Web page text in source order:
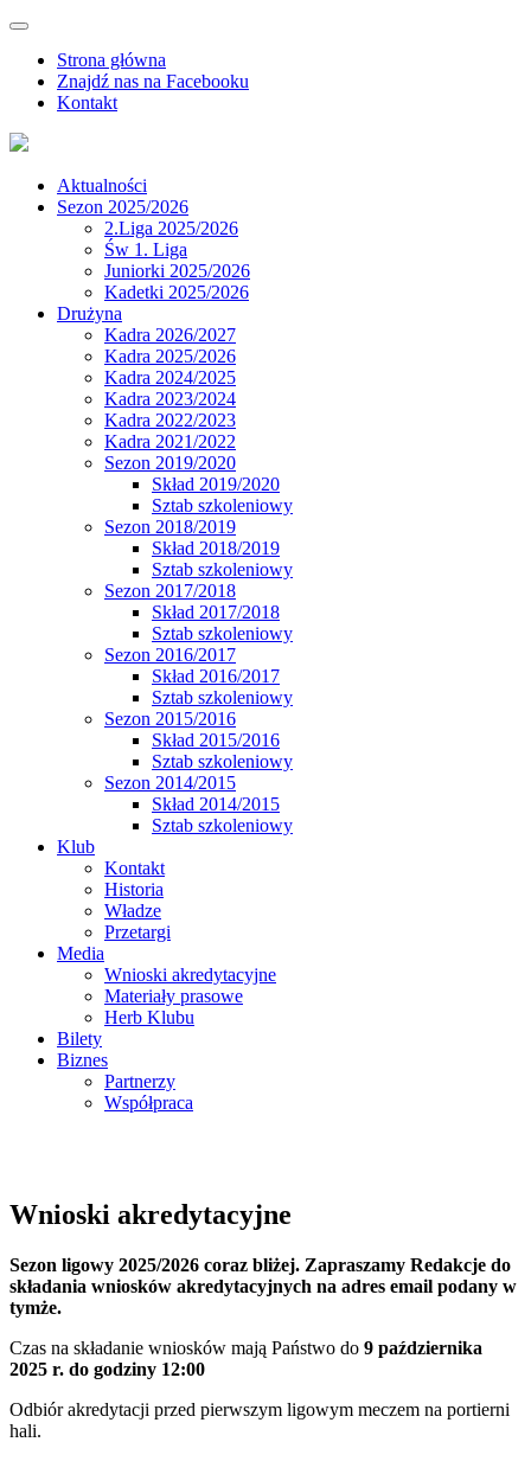
Strona główna
Znajdź nas na Facebooku
Kontakt
Aktualności
Sezon 2025/2026
2.Liga 2025/2026
Św 1. Liga
Juniorki 2025/2026
Kadetki 2025/2026
Drużyna
Kadra 2026/2027
Kadra 2025/2026
Kadra 2024/2025
Kadra 2023/2024
Kadra 2022/2023
Kadra 2021/2022
Sezon 2019/2020
Skład 2019/2020
Sztab szkoleniowy
Sezon 2018/2019
Skład 2018/2019
Sztab szkoleniowy
Sezon 2017/2018
Skład 2017/2018
Sztab szkoleniowy
Sezon 2016/2017
Skład 2016/2017
Sztab szkoleniowy
Sezon 2015/2016
Skład 2015/2016
Sztab szkoleniowy
Sezon 2014/2015
Skład 2014/2015
Sztab szkoleniowy
Klub
Kontakt
Historia
Władze
Przetargi
Media
Wnioski akredytacyjne
Materiały prasowe
Herb Klubu
Bilety
Biznes
Partnerzy
Współpraca
Wnioski akredytacyjne
Sezon ligowy 2025/2026 coraz bliżej. Zapraszamy Redakcje do
składania wniosków akredytacyjnych na adres email podany w
tymże.
Czas na składanie wniosków mają Państwo do 9 października
2025 r. do godziny 12:00
Odbiór akredytacji przed pierwszym ligowym meczem na portierni
hali.